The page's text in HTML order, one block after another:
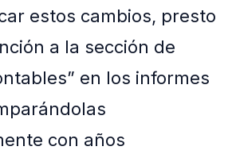
estos cambios, presto
a la sección de
en los informes
con años